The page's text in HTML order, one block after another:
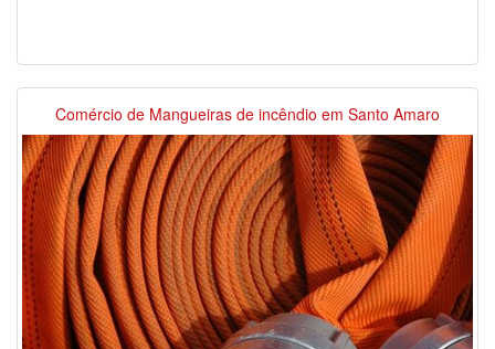
Comércio de Mangueiras de incêndio em Santo Amaro